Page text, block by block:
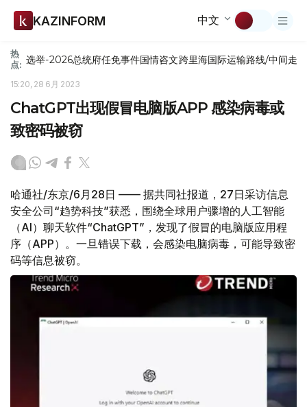
KAZINFORM 中文
热
点: 选举-2026总统府任免事件国情咨文跨里海国际运输路线/中间走廊
15:20, 28 6月 2023
ChatGPT出现假冒电脑版APP 感染病毒或
致密码被窃
哈通社/东京/6月28日 —— 据共同社报道，27日采访信息
安全公司“趋势科技”获悉，围绕全球用户骤增的人工智能
（AI）聊天软件“ChatGPT”，发现了假冒的电脑版应用程
序（APP）。一旦错误下载，会感染电脑病毒，可能导致密
码等信息被窃。